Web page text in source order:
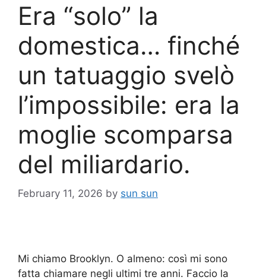
Era “solo” la
domestica… finché
un tatuaggio svelò
l’impossibile: era la
moglie scomparsa
del miliardario.
February 11, 2026 by sun sun
Mi chiamo Brooklyn. O almeno: così mi sono
fatta chiamare negli ultimi tre anni. Faccio la